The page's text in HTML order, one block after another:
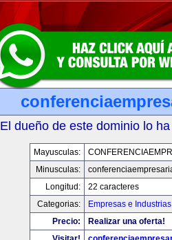
El dueño de este dominio lo
Mayusculas:
Minusculas:
Longitud:
22 caracteres
Categorias:
Empresas e Industrias
Precio:
Realizar una oferta!